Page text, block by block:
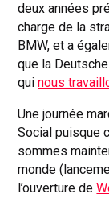
deux années
charge de la
BMW, et a
que la
quinous
Une journée
Social puisque
sommes
monde
l’ouverture de